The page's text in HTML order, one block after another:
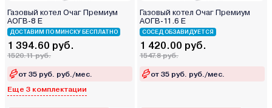
Газовый котел Очаг Премиум
АОГВ-8 Е
ДОСТАВИМ ПО МИНСКУ БЕСПЛАТНО
1 394.60 руб.
1520.11 руб.
от 35 руб. руб./мес.
Еще 3 комплектации
Газовый котел Очаг Премиум
АОГВ-11.6 Е
СОСЕД ОБЗАВИДУЕТСЯ
1 420.00 руб.
1547.8 руб.
от 35 руб. руб./мес.